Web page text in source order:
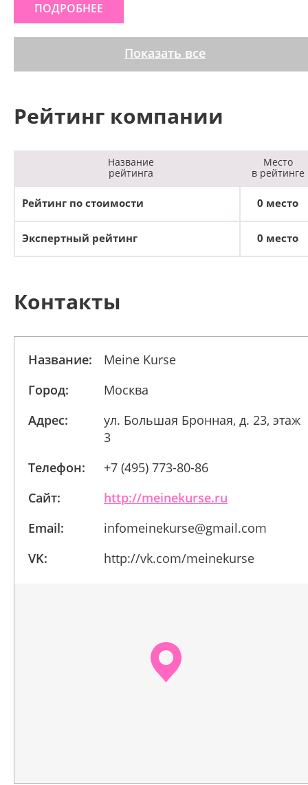
ПОДРОБНЕЕ
Показать все
Рейтинг компании
Название
рейтинга
Место
в рейтинге
Рейтинг по стоимости 0 место
Экспертный рейтинг 0 место
Контакты
Название:
Meine Kurse
Город:
Москва
Адрес:
ул. Большая Бронная, д. 23, этаж
3
Телефон:
+7 (495) 773-80-86
Сайт:
http://meinekurse.ru
Email:
infomeinekurse@gmail.com
VK:
http://vk.com/meinekurse